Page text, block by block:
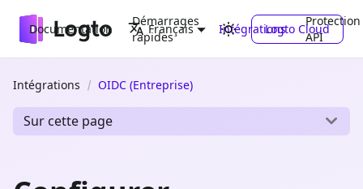
Documentation
Démarrages
rapides
Intégrations
Protection
API
Français Logto Cloud
Intégrations OIDC (Entreprise)
Sur cette page